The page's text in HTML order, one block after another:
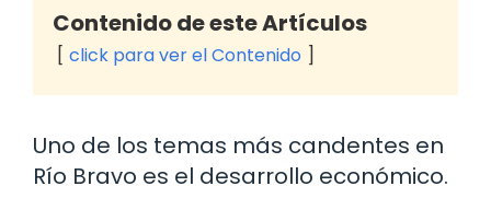
Contenido de este Artículos
click para ver el Contenido
Uno de los temas más candentes en
Río Bravo es el desarrollo económico.